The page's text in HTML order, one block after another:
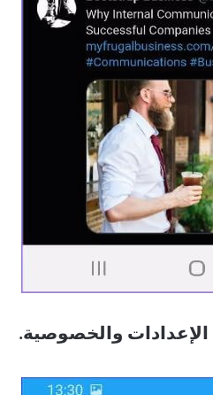
الإعدادات والخصوصية.